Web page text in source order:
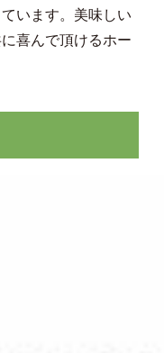
います。美味しい
喜んで頂けるホー